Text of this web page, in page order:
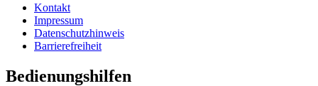
Kontakt
Impressum
Datenschutzhinweis
Barrierefreiheit
Bedienungshilfen